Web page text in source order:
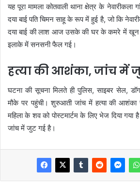
यह पूरा मामला कोतवाली थाना क्षेत्र के
दया बाई पति चिमन साहू के रूप में हुई है, जो कि
दया बाई की लाश आज उसके की घर के कमरे में
इलाके में सनसनी फैल गई।
हत्या की आशंका, जांच में
घटना की सूचना मिलते ही पुलिस, साइबर सेल,
मौके पर पहुंची। शुरुआती जांच में हत्या की आशंका
महिला के शव को पोस्टमार्टम के लिए भेज दिया
जांच में जुट गई है।